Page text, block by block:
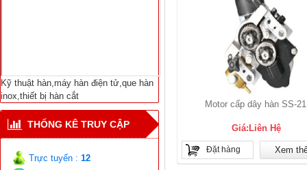
Kỹ thuật hàn,máy hàn điện tử,que hàn
inox,thiết bị hàn cắt
THỐNG KÊ TRUY CẬP
Trực tuyến :12
Motor cấp dây hàn SS-21
Giá:Liên Hệ
Đặt hàng Xem